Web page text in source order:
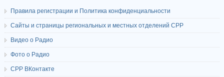
Правила регистрации и Политика конфиденциальности
Сайты и страницы региональных и местных отделений СРР
Видео о Радио
Фото о Радио
СРР ВКонтакте